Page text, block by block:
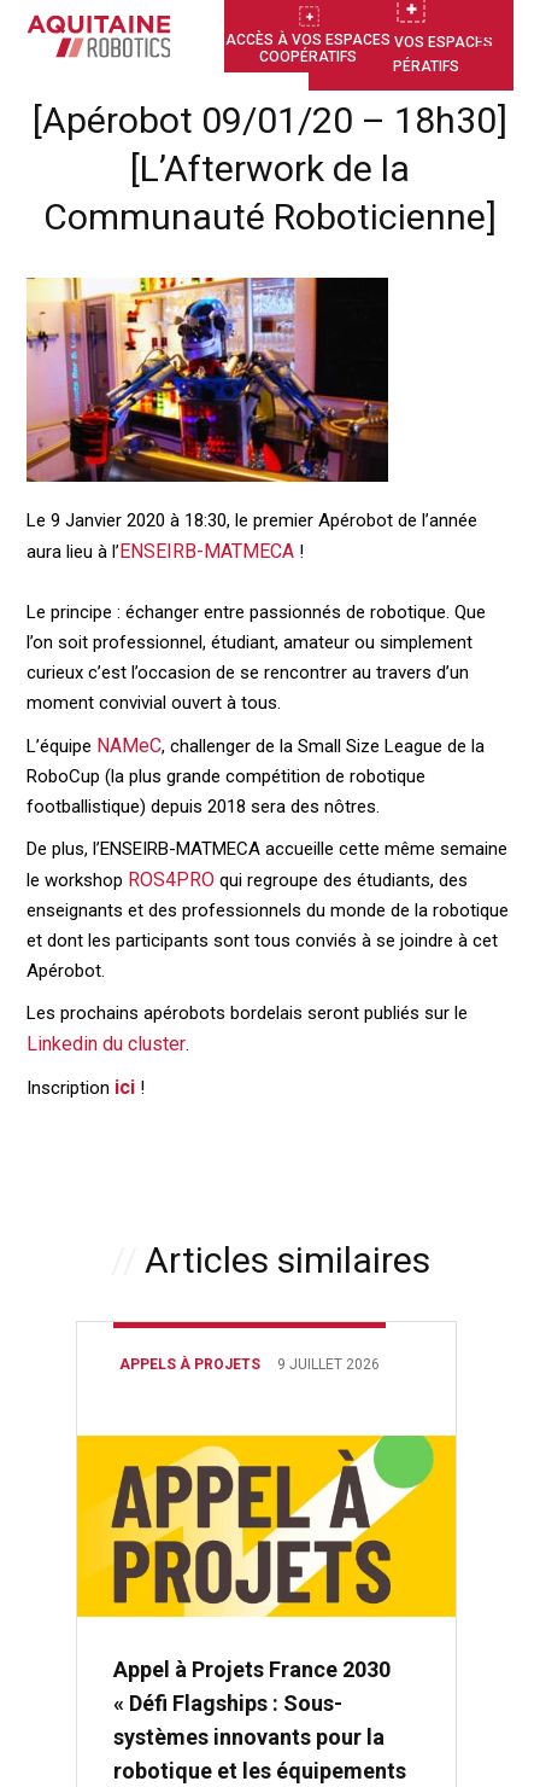
ACCÈS À VOS ESPACES
COOPÉRATIFS
ACCÈS À VOS ESPACES
COOPÉRATIFS
[Apérobot 09/01/20 – 18h30]
[L’Afterwork de la
Communauté Roboticienne]
Le 9 Janvier 2020 à 18:30, le premier Apérobot de l’année
aura lieu à l’ENSEIRB-MATMECA !
Le principe : échanger entre passionnés de robotique. Que
l’on soit professionnel, étudiant, amateur ou simplement
curieux c’est l’occasion de se rencontrer au travers d’un
moment convivial ouvert à tous.
L’équipe NAMeC, challenger de la Small Size League de la
RoboCup (la plus grande compétition de robotique
footballistique) depuis 2018 sera des nôtres.
De plus, l’ENSEIRB-MATMECA accueille cette même semaine
le workshop ROS4PRO qui regroupe des étudiants, des
enseignants et des professionnels du monde de la robotique
et dont les participants sont tous conviés à se joindre à cet
Apérobot.
Les prochains apérobots bordelais seront publiés sur le
Linkedin du cluster.
Inscription ici !
Articles similaires
APPELS À PROJETS 9 JUILLET 2026
Appel à Projets France 2030
« Défi Flagships : Sous-
systèmes innovants pour la
robotique et les équipements